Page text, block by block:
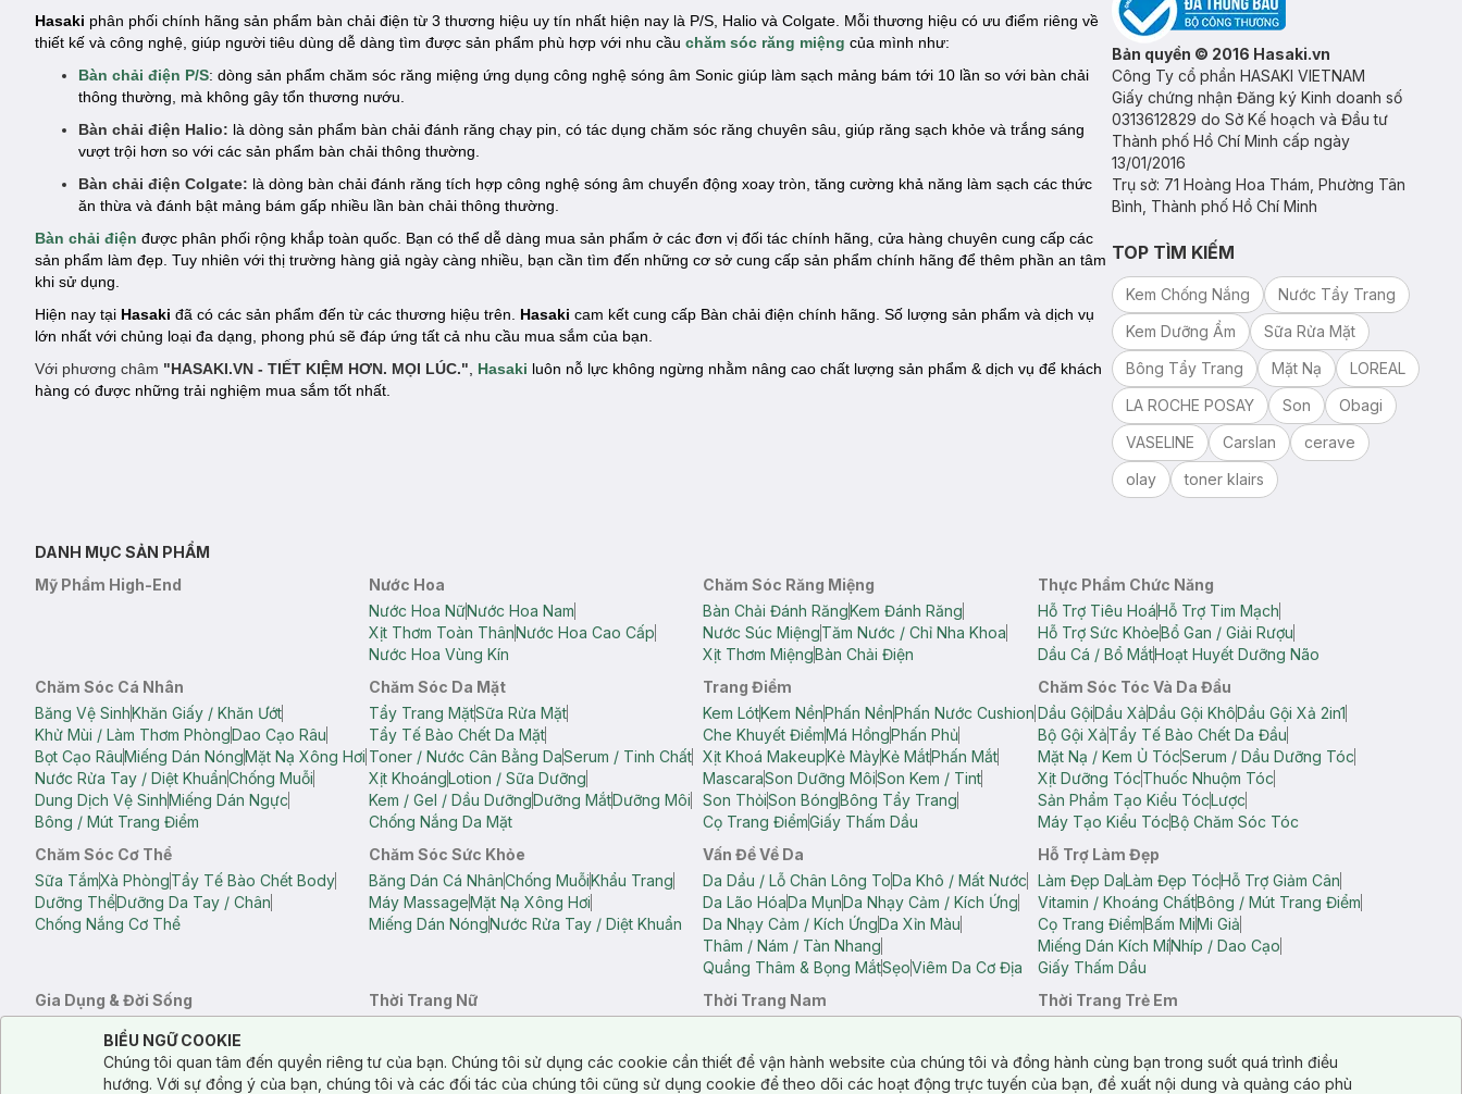
Hasaki phân phối chính hãng sản phẩm bàn chải điện từ 3 thương hiệu uy tín nhất hiện nay là P/S, Halio và Colgate. Mỗi thương hiệu có ưu điểm riêng về
thiết kế và công nghệ, giúp người tiêu dùng dễ dàng tìm được sản phẩm phù hợp với nhu cầu chăm sóc răng miệng của mình như:
Bàn chải điện P/S: dòng sản phẩm chăm sóc răng miệng ứng dụng công nghệ sóng âm Sonic giúp làm sạch mảng bám tới 10 lần so với bàn chải
thông thường, mà không gây tổn thương nướu.
Bàn chải điện Halio: là dòng sản phẩm bàn chải đánh răng chạy pin, có tác dụng chăm sóc răng chuyên sâu, giúp răng sạch khỏe và trắng sáng
vượt trội hơn so với các sản phẩm bàn chải thông thường.
Bàn chải điện Colgate: là dòng bàn chải đánh răng tích hợp công nghệ sóng âm chuyển động xoay tròn, tăng cường khả năng làm sạch các thức
ăn thừa và đánh bật mảng bám gấp nhiều lần bàn chải thông thường.
Bàn chải điện được phân phối rộng khắp toàn quốc. Bạn có thể dễ dàng mua sản phẩm ở các đơn vị đối tác chính hãng, cửa hàng chuyên cung cấp các
sản phẩm làm đẹp. Tuy nhiên với thị trường hàng giả ngày càng nhiều, bạn cần tìm đến những cơ sở cung cấp sản phẩm chính hãng để thêm phần an tâm
khi sử dụng.
Hiện nay tại Hasaki đã có các sản phẩm đến từ các thương hiệu trên. Hasaki cam kết cung cấp Bàn chải điện chính hãng. Số lượng sản phẩm và dịch vụ
lớn nhất với chủng loại đa dạng, phong phú sẽ đáp ứng tất cả nhu cầu mua sắm của bạn.
Với phương châm "HASAKI.VN - TIẾT KIỆM HƠN. MỌI LÚC." Hasaki luôn nỗ lực không ngừng nhằm nâng cao chất lượng sản phẩm & dịch vụ để khách
hàng có được những trải nghiệm mua sắm tốt nhất.
Bản quyền © 2016 Hasaki.vn
Công Ty cổ phần HASAKI VIETNAM
Giấy chứng nhận Đăng ký Kinh doanh số
0313612829 do Sở Kế hoạch và Đầu tư
Thành phố Hồ Chí Minh cấp ngày
13/01/2016
Trụ sở: 71 Hoàng Hoa Thám, Phường Tân
Bình, Thành phố Hồ Chí Minh
TOP TÌM KIẾM
Kem Chống Nắng
Nước Tẩy Trang
Kem Dưỡng Ẩm
Sữa Rửa Mặt
Bông Tẩy Trang
Mặt Nạ
LOREAL
LA ROCHE POSAY
Son
Obagi
VASELINE
Carslan
cerave
olay
toner klairs
DANH MỤC SẢN PHẨM
Mỹ Phẩm High-End
Nước Hoa
Nước Hoa NữNước Hoa Nam
Xịt Thơm Toàn ThânNước Hoa Cao Cấp
Nước Hoa Vùng Kín
Chăm Sóc Răng Miệng
Bàn Chải Đánh RăngKem Đánh Răng
Nước Súc MiệngTăm Nước / Chỉ Nha Khoa
Xịt Thơm MiệngBàn Chải Điện
Thực Phẩm Chức Năng
Hỗ Trợ Tiêu HoáHỗ Trợ Tim Mạch
Hỗ Trợ Sức KhỏeBổ Gan / Giải Rượu
Dầu Cá / Bổ MắtHoạt Huyết Dưỡng Não
Chăm Sóc Cá Nhân
Băng Vệ SinhKhăn Giấy / Khăn Ướt
Khử Mùi / Làm Thơm PhòngDao Cạo Râu
Bọt Cạo RâuMiếng Dán NóngMặt Nạ Xông Hơi
Nước Rửa Tay / Diệt KhuẩnChống Muỗi
Dung Dịch Vệ SinhMiếng Dán Ngực
Bông / Mút Trang Điểm
Chăm Sóc Da Mặt
Tẩy Trang MặtSữa Rửa Mặt
Tẩy Tế Bào Chết Da Mặt
Toner / Nước Cân Bằng DaSerum / Tinh Chất
Xịt KhoángLotion / Sữa Dưỡng
Kem / Gel / Dầu DưỡngDưỡng MắtDưỡng Môi
Chống Nắng Da Mặt
Trang Điểm
Kem LótKem NềnPhấn NềnPhấn Nước Cushion
Che Khuyết ĐiểmMá HồngPhấn Phủ
Xịt Khoá MakeupKẻ MàyKẻ MắtPhấn Mắt
MascaraSon Dưỡng MôiSon Kem / Tint
Son ThỏiSon BóngBông Tẩy Trang
Cọ Trang ĐiểmGiấy Thấm Dầu
Chăm Sóc Tóc Và Da Đầu
Dầu GộiDầu XảDầu Gội KhôDầu Gội Xả 2in1
Bộ Gội XảTẩy Tế Bào Chết Da Đầu
Mặt Nạ / Kem Ủ TócSerum / Dầu Dưỡng Tóc
Xịt Dưỡng TócThuốc Nhuộm Tóc
Sản Phẩm Tạo Kiểu TócLược
Máy Tạo Kiểu TócBộ Chăm Sóc Tóc
Chăm Sóc Cơ Thể
Sữa TắmXà PhòngTẩy Tế Bào Chết Body
Dưỡng ThểDưỡng Da Tay / Chân
Chống Nắng Cơ Thể
Chăm Sóc Sức Khỏe
Băng Dán Cá NhânChống MuỗiKhẩu Trang
Máy MassageMặt Nạ Xông Hơi
Miếng Dán NóngNước Rửa Tay / Diệt Khuẩn
Vấn Đề Về Da
Da Dầu / Lỗ Chân Lông ToDa Khô / Mất Nước
Da Lão HóaDa MụnDa Nhạy Cảm / Kích Ứng
Da Nhạy Cảm / Kích ỨngDa Xỉn Màu
Thâm / Nám / Tàn Nhang
Quầng Thâm & Bọng MắtSẹoViêm Da Cơ Địa
Hỗ Trợ Làm Đẹp
Làm Đẹp DaLàm Đẹp TócHỗ Trợ Giảm Cân
Vitamin / Khoáng ChấtBông / Mút Trang Điểm
Cọ Trang ĐiểmBấm MiMi Giả
Miếng Dán Kích MíNhíp / Dao Cạo
Giấy Thấm Dầu
Gia Dụng & Đời Sống
Bông Tắm / Phụ Kiện Tắm
Phụ Kiện Điện Thoại Quạt Cầm Tay / Quạt Mini
Khử Mùi / Làm Thơm PhòngNước GiặtNước Xả
Thời Trang Nữ
Quần Lót NữQuần Short Nữ
Thời Trang Nam
Thời Trang Trẻ Em
Cookie Consent
Notice about cookies usage
BIỂU NGỮ COOKIE
Chúng tôi quan tâm đến quyền riêng tư của bạn. Chúng tôi sử dụng các cookie cần thiết để vận hành website của chúng tôi và đồng hành cùng bạn trong suốt quá trình điều
hướng. Với sự đồng ý của bạn, chúng tôi và các đối tác của chúng tôi cũng sử dụng cookie để theo dõi các hoạt động trực tuyến của bạn, đề xuất nội dung và quảng cáo phù